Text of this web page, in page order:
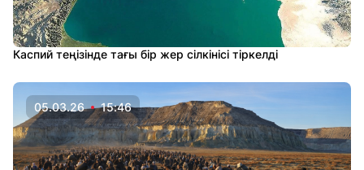
Каспий теңізінде тағы бір жер сілкінісі тіркелді
05.03.26 15:46